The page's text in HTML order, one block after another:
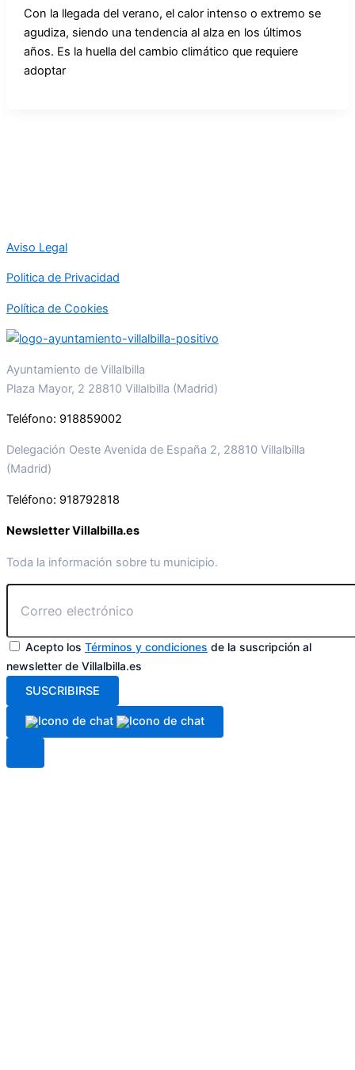
Con la llegada del verano, el calor intenso o extremo se
agudiza, siendo una tendencia al alza en los últimos
años. Es la huella del cambio climático que requiere
adoptar
Aviso Legal
Politica de Privacidad
Política de Cookies
Ayuntamiento de Villalbilla
Plaza Mayor, 2 28810 Villalbilla (Madrid)
Teléfono: 918859002
Delegación Oeste Avenida de España 2, 28810 Villalbilla
(Madrid)
Teléfono: 918792818
Newsletter Villalbilla.es
Toda la información sobre tu municipio.
Acepto los Términos y condiciones de la suscripción al
newsletter de Villalbilla.es
SUSCRIBIRSE